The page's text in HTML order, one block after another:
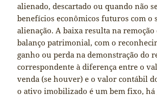
alienado, descartado ou quando não
benefícios econômicos futuros com o
alienação. A baixa resulta na
balanço patrimonial, com o
ganho ou perda na demonstração do
correspondente à diferença entre o
venda (se houver) e o valor contábil
o ativo imobilizado é um bem fixo, há